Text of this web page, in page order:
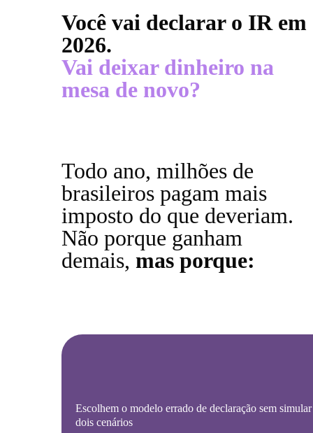
Você vai declarar o IR em
2026.
Vai deixar dinheiro na
mesa de novo?
Todo ano, milhões de
brasileiros pagam mais
imposto do que deveriam.
Não porque ganham
demais, mas porque:
Escolhem o modelo errado de declaração sem
dois cenários